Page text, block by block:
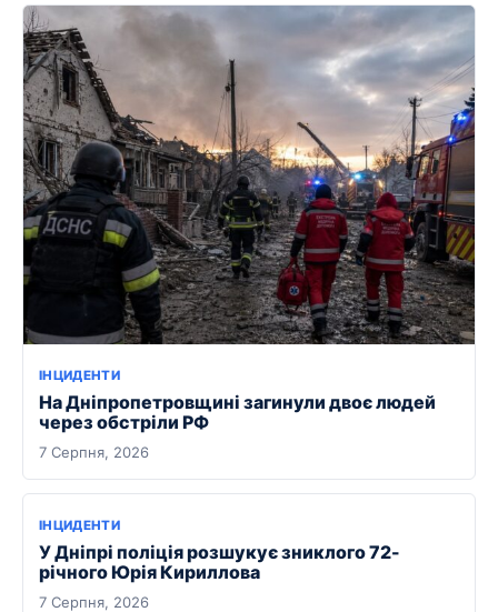
ІНЦИДЕНТИ
На Дніпропетровщині загинули двоє людей
через обстріли РФ
7 Серпня, 2026
ІНЦИДЕНТИ
У Дніпрі поліція розшукує зниклого 72-
річного Юрія Кириллова
7 Серпня, 2026